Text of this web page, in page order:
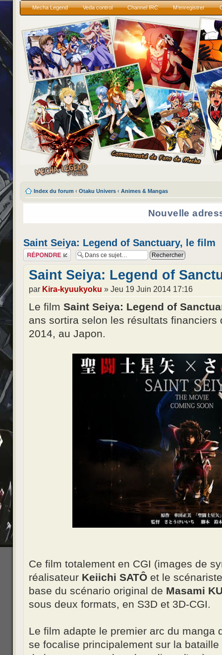
Mecha Legend Veda control Channel IRC M’enregistrer
Index du forum ‹ Otaku Univers ‹ Animes & Mangas
Nouvelle
Saint Seiya: Legend of Sanctuary, le film
Répondre
Saint Seiya: Legend of
par Kira-kyuukyoku » Jeu 19 Juin 2014 17:16
Le film Saint Seiya: Legend of
ans sortira selon les résultats financiers
2014, au Japon.
Ce film totalement en CGI (images de
réalisateur Keiichi SATÔ et le
base du scénario original de Masami
sous deux formats, en S3D et 3D-CGI.
Le film adapte le premier arc du manga
se focalise principalement sur la